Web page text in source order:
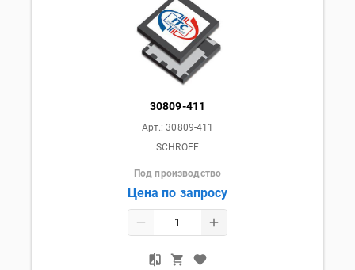
30809-411
Арт.:30809-411
SCHROFF
Под производство
Цена по запросу